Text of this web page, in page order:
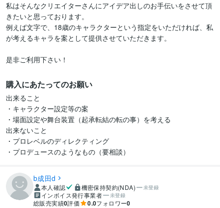
私はそんなクリエイターさんにアイデア出しのお手伝いをさせて頂
きたいと思っております。
例えば文字で、18歳のキャラクターという指定をいただければ、私
が考えるキャラを案として提供させていただきます。
是非ご利用下さい！
購入にあたってのお願い
出来ること
・キャラクター設定等の案
・場面設定や舞台装置（起承転結の転の事）を考える
出来ないこと
・プロレベルのディレクティング
・プロデュースのようなもの（要相談）
b成田d
本人確認 機密保持契約(NDA) 未登録
インボイス発行事業者 未登録
総販売実績0評価 0.0フォロワー0